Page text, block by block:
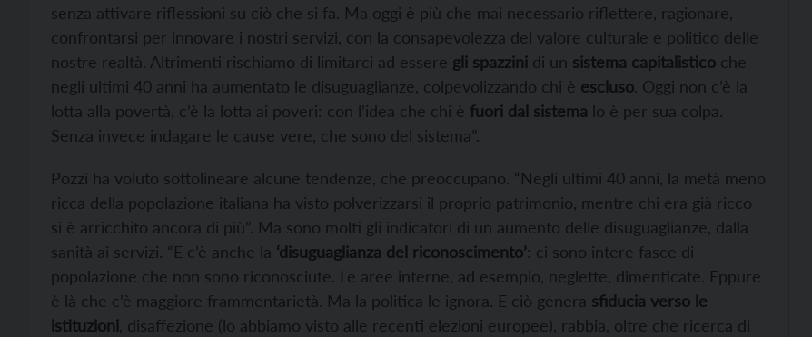
senza attivare riflessioni su ciò che si fa. Ma oggi è più che mai necessario riflettere, ragionare,
confrontarsi per innovare i nostri servizi, con la consapevolezza del valore culturale e politico delle
nostre realtà. Altrimenti rischiamo di limitarci ad essere gli spazzini di un sistema capitalistico che
negli ultimi 40 anni ha aumentato le disuguaglianze, colpevolizzando chi è escluso. Oggi non c’è la
lotta alla povertà, c’è la lotta ai poveri: con l’idea che chi è fuori dal sistema lo è per sua colpa.
Senza invece indagare le cause vere, che sono del sistema”.
Pozzi ha voluto sottolineare alcune tendenze, che preoccupano. “Negli ultimi 40 anni, la metà meno
ricca della popolazione italiana ha visto polverizzarsi il proprio patrimonio, mentre chi era già ricco
si è arricchito ancora di più”. Ma sono molti gli indicatori di un aumento delle disuguaglianze, dalla
sanità ai servizi. “E c’è anche la ‘disuguaglianza del riconoscimento’: ci sono intere fasce di
popolazione che non sono riconosciute. Le aree interne, ad esempio, neglette, dimenticate. Eppure
è là che c’è maggiore frammentarietà. Ma la politica le ignora. E ciò genera sfiducia verso le
istituzioni, disaffezione (lo abbiamo visto alle recenti elezioni europee), rabbia, oltre che ricerca di